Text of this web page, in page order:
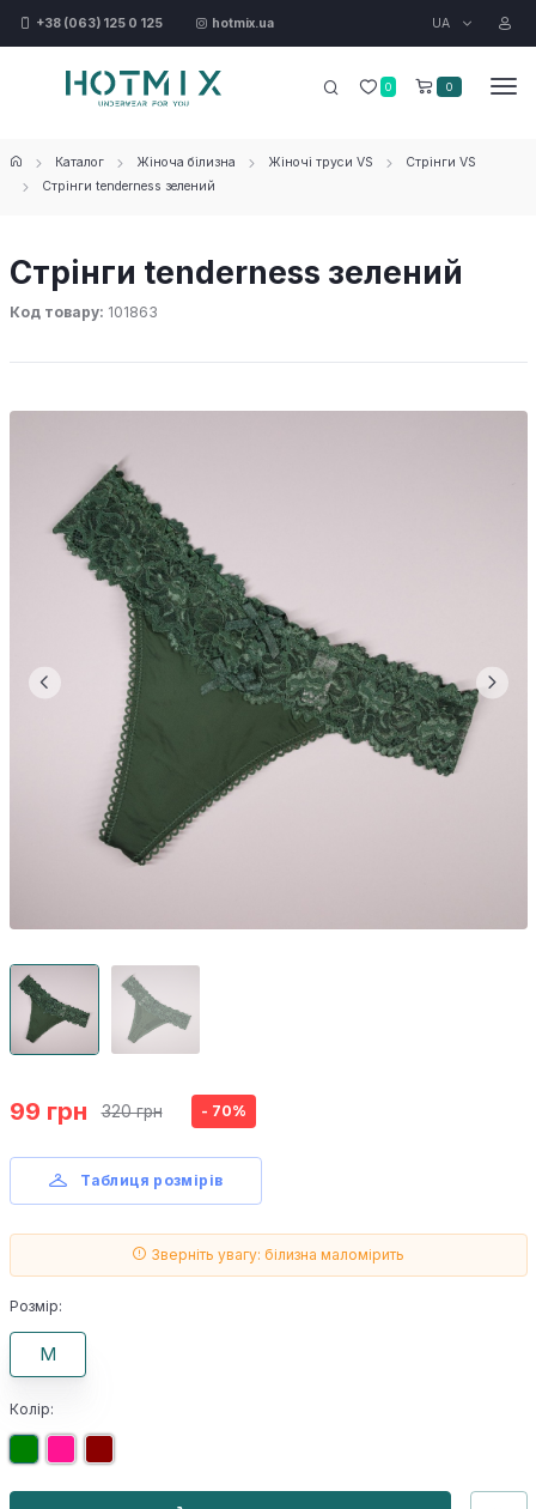
+38 (063) 125 0 125 hotmix.ua UA
0 0
Каталог Жіноча білизна Жіночі труси VS
Стрінги VS
Стрінги tenderness зелений
Стрінги tenderness зелений
Код товару: 101863
99 грн 320 грн - 70%
Таблиця розмірів
Зверніть увагу: білизна маломірить
Розмір:
M
Колір: